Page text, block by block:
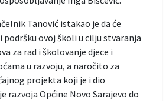
Tanović istakao je da će
podršku ovoj školi u cilju stvaranja
za rad i školovanje djece i
u razvoju, a naročito za
projekta koji je i dio
Općine Novo Sarajevo do